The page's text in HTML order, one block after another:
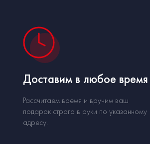
Доставим в любое время
Рассчитаем время и вручим ваш
подарок строго в руки по указанному
адресу.